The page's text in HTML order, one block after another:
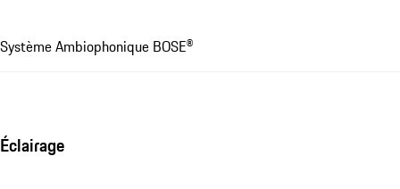
Système Ambiophonique BOSE®
Éclairage